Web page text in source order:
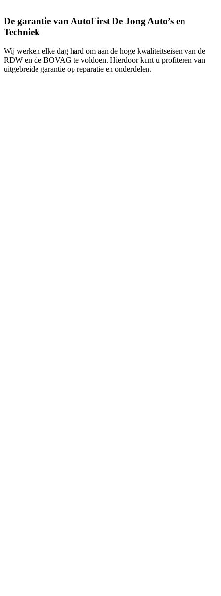
De garantie van AutoFirst De Jong Auto’s en
Techniek
Wij werken elke dag hard om aan de hoge kwaliteitseisen van de
RDW en de BOVAG te voldoen. Hierdoor kunt u profiteren van
uitgebreide garantie op reparatie en onderdelen.